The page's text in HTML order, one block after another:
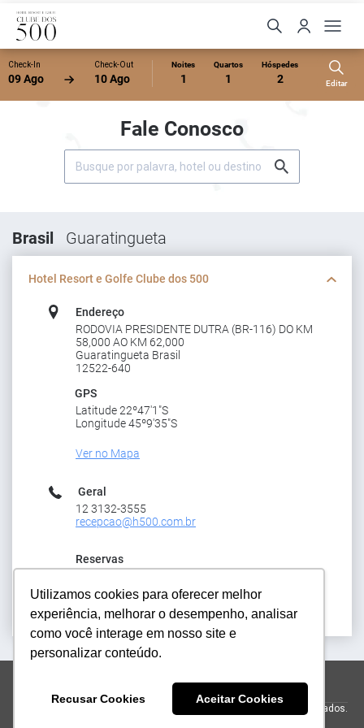
Utilizamos cookies para oferecer melhor
experiência, melhorar o desempenho, analisar
como você interage em nosso site e
personalizar conteúdo.
Recusar Cookies Aceitar Cookies
Check-In
09 Ago
Check-Out
10 Ago
Noites
1
Quartos
1
Hóspedes
2 Editar
Fale Conosco
Brasil Guaratingueta
Hotel Resort e Golfe Clube dos 500
Endereço
RODOVIA PRESIDENTE DUTRA (BR-116) DO KM
58,000 AO KM 62,000
Guaratingueta Brasil
12522-640
GPS
Latitude 22º47'1"S
Longitude 45º9'35"S
Ver no Mapa
Geral
12 3132-3555
recepcao@h500.com.br
Reservas
reservas@h500.com.br
reservas@h500.com.br +551231283555
Todos os direitos reservados.